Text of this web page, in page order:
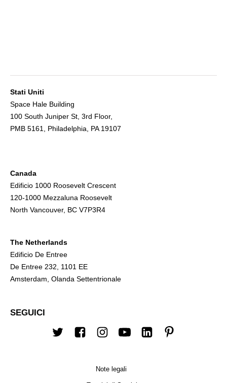
Stati Uniti
Space Hale Building
100 South Juniper St, 3rd Floor,
PMB 5161, Philadelphia, PA 19107
Canada
Edificio 1000 Roosevelt Crescent
120-1000 Mezzaluna Roosevelt
North Vancouver, BC V7P3R4
The Netherlands
Edificio De Entree
De Entree 232, 1101 EE
Amsterdam, Olanda Settentrionale
SEGUICI
TwitterFacebookInstagram
YoutubeLinkedIn
Note legali